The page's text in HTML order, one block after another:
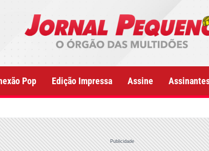
Pop Edição Impressa Assine
Publicidade